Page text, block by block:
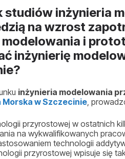
studiów inżynieria
na wzrost
i
inżynierię
inżynieria modelowania
w Szczecinie ,
przyrostowej w ostatnich
na wykwalifikowanych
technologii
przyrostowej wpisuje się